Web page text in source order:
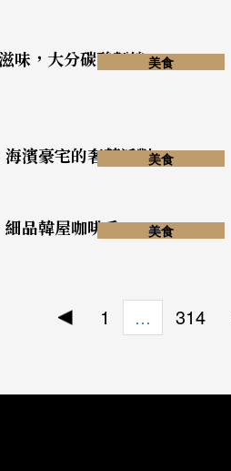
味，大分碳酸麵線美食
濱豪宅的奢華派對美食
品韓屋咖啡香 美食
1 … 314